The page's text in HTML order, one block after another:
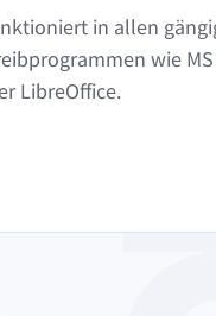
in allen
wie
LibreOffice.